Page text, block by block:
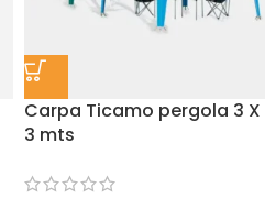
Carpa Ticamo pergola 3 X
3 mts